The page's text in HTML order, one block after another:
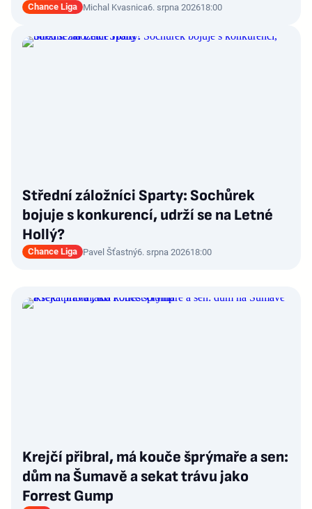
Chance Liga Michal Kvasnica6. srpna 202618:00
Střední záložníci Sparty: Sochůrek
bojuje s konkurencí, udrží se na Letné
Hollý?
Chance Liga Pavel Šťastný6. srpna 202618:00
Krejčí přibral, má kouče šprýmaře a sen:
dům na Šumavě a sekat trávu jako
Forrest Gump